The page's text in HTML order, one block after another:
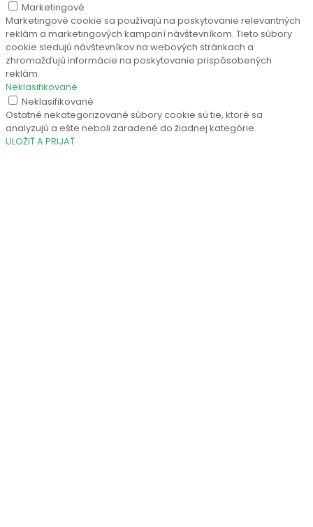
Marketingové
Marketingové cookie sa používajú na poskytovanie relevantných
reklám a marketingových kampaní návštevníkom. Tieto súbory
cookie sledujú návštevníkov na webových stránkach a
zhromažďujú informácie na poskytovanie prispôsobených
reklám.
Neklasifikované
Neklasifikované
Ostatné nekategorizované súbory cookie sú tie, ktoré sa
analyzujú a ešte neboli zaradené do žiadnej kategórie.
ULOŽIŤ A PRIJAŤ